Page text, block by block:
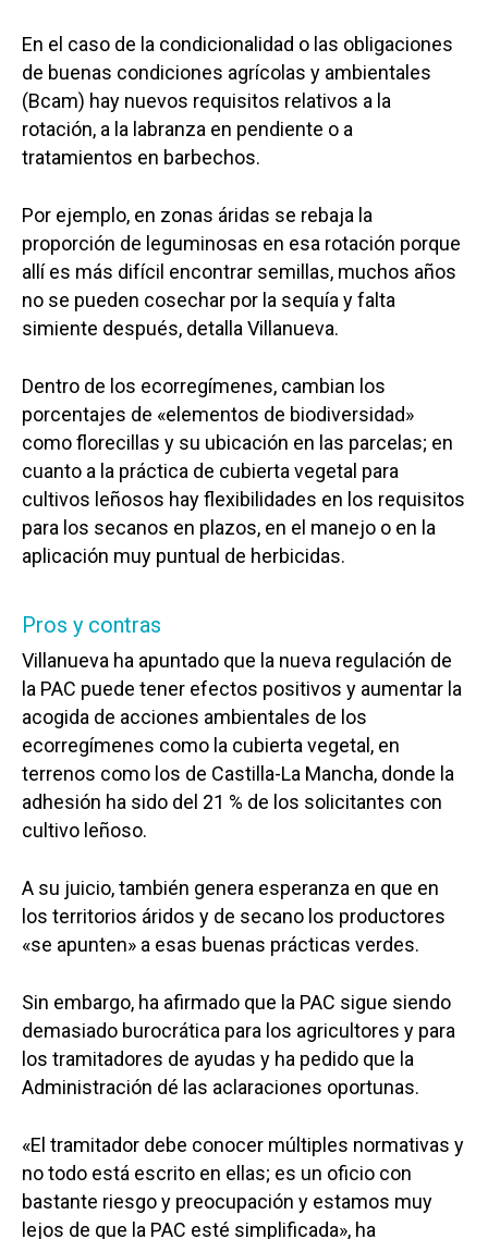
En el caso de la condicionalidad o las obligaciones
de buenas condiciones agrícolas y ambientales
(Bcam) hay nuevos requisitos relativos a la
rotación, a la labranza en pendiente o a
tratamientos en barbechos.
Por ejemplo, en zonas áridas se rebaja la
proporción de leguminosas en esa rotación porque
allí es más difícil encontrar semillas, muchos años
no se pueden cosechar por la sequía y falta
simiente después, detalla Villanueva.
Dentro de los ecorregímenes, cambian los
porcentajes de «elementos de biodiversidad»
como florecillas y su ubicación en las parcelas; en
cuanto a la práctica de cubierta vegetal para
cultivos leñosos hay flexibilidades en los requisitos
para los secanos en plazos, en el manejo o en la
aplicación muy puntual de herbicidas.
Pros y contras
Villanueva ha apuntado que la nueva regulación de
la PAC puede tener efectos positivos y aumentar la
acogida de acciones ambientales de los
ecorregímenes como la cubierta vegetal, en
terrenos como los de Castilla-La Mancha, donde la
adhesión ha sido del 21 % de los solicitantes con
cultivo leñoso.
A su juicio, también genera esperanza en que en
los territorios áridos y de secano los productores
«se apunten» a esas buenas prácticas verdes.
Sin embargo, ha afirmado que la PAC sigue siendo
demasiado burocrática para los agricultores y para
los tramitadores de ayudas y ha pedido que la
Administración dé las aclaraciones oportunas.
«El tramitador debe conocer múltiples normativas y
no todo está escrito en ellas; es un oficio con
bastante riesgo y preocupación y estamos muy
lejos de que la PAC esté simplificada», ha